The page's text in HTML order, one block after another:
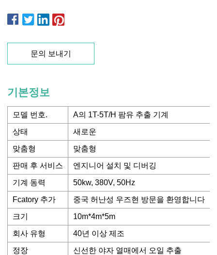
문의 보내기
기본정보
모델 번호. A의 1T-5T/H 팜유 추출 기계
상태 새로운
맞춤형 맞춤형
판매 후 서비스 엔지니어 설치 및 디버깅
기계 동력 50kw, 380V, 50Hz
Fcatory 추가 중국 허난성 우즈현 방문을 환영합니다
크기 10m*4m*5m
회사 유형 40년 이상 제조
정장 신선한 야자 열매에서 오일 추출